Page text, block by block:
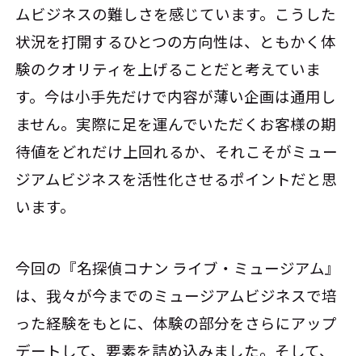
ムビジネスの難しさを感じています。こうした
状況を打開するひとつの方向性は、ともかく体
験のクオリティを上げることだと考えていま
す。今は小手先だけで内容が薄い企画は通用し
ません。実際に足を運んでいただくお客様の期
待値をどれだけ上回れるか、それこそがミュー
ジアムビジネスを活性化させるポイントだと思
います。
今回の『名探偵コナン ライブ・ミュージアム』
は、我々が今までのミュージアムビジネスで培
った経験をもとに、体験の部分をさらにアップ
デートして、要素を詰め込みました。そして、